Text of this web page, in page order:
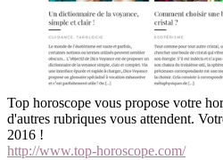
Top horoscope vous propose votre
d'autres rubriques vous attendent.
2016 !
http://www.top-horoscope.com/